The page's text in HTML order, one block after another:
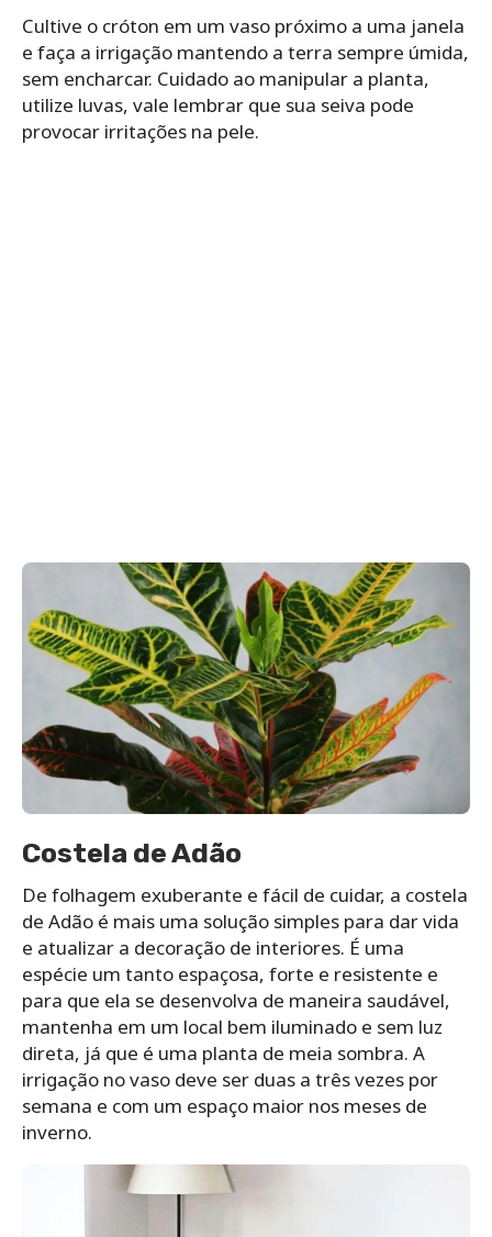
Cultive o cróton em um vaso próximo a uma janela
e faça a irrigação mantendo a terra sempre úmida,
sem encharcar. Cuidado ao manipular a planta,
utilize luvas, vale lembrar que sua seiva pode
provocar irritações na pele.
Costela de Adão
De folhagem exuberante e fácil de cuidar, a costela
de Adão é mais uma solução simples para dar vida
e atualizar a decoração de interiores. É uma
espécie um tanto espaçosa, forte e resistente e
para que ela se desenvolva de maneira saudável,
mantenha em um local bem iluminado e sem luz
direta, já que é uma planta de meia sombra. A
irrigação no vaso deve ser duas a três vezes por
semana e com um espaço maior nos meses de
inverno.